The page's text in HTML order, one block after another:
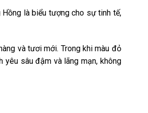
là biểu tượng cho sự tinh tế,
và tươi mới. Trong khi màu đỏ
yêu sâu đậm và lãng mạn, không